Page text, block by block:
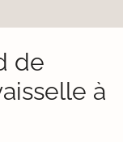
de
à